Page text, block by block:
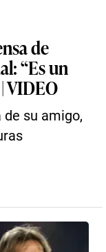
de
“Es un
VIDEO
de su amigo,